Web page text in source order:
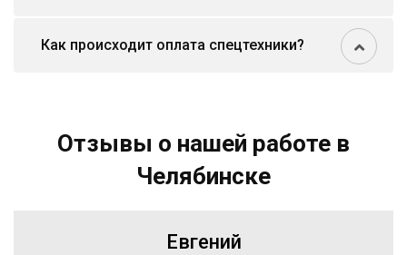
Как происходит оплата спецтехники?
Отзывы о нашей работе в
Челябинске
Евгений